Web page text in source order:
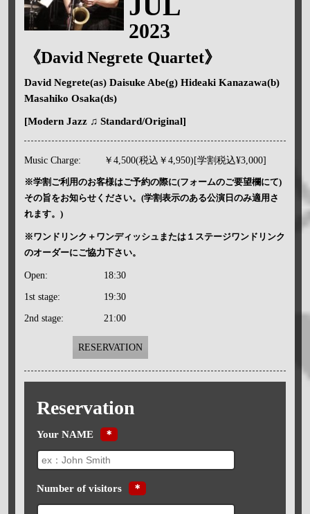
2023
《David Negrete Quartet》
David Negrete(as) Daisuke Abe(g) Hideaki Kanazawa(b)
Masahiko Osaka(ds)
[Modern Jazz ♫ Standard/Original]
Music Charge: ￥4,500(税込￥4,950)[学割税込¥3,000]
※学割ご利用のお客様はご予約の際に(フォームのご要望欄にて)
その旨をお知らせください。(学割表示のある公演日のみ適用さ
れます。)
※ワンドリンク＋ワンディッシュまたは１ステージワンドリンク
のオーダーにご協力下さい。
Open: 18:30
1st stage: 19:30
2nd stage: 21:00
RESERVATION
Reservation
Your NAME ＊
Number of visitors ＊